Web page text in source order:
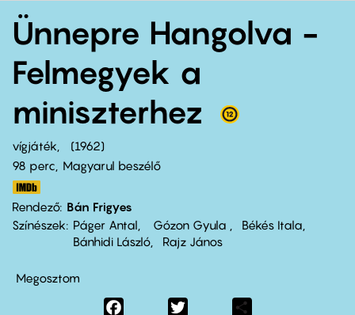
Ünnepre Hangolva -
Felmegyek a
miniszterhez
vígjáték
1962
98 perc,
Magyarul beszélő
Rendező Bán Frigyes
Színészek
Páger Antal Gózon Gyula
Békés Itala
Bánhidi László
Rajz János
Megosztom
Facebook